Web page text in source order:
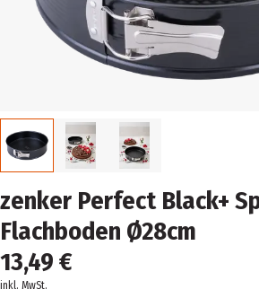
zenker Perfect Black+
Flachboden Ø28cm
13,49 €
inkl. MwSt.